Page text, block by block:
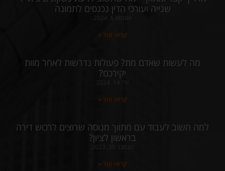
שנייה ועורכי הדין נכנסים לתמונה
קראו עוד »
מה לעשות שאדם מת? פעולות נדרשות לאחר מוות
יקירכם?
קראו עוד »
למה חשוב לעבוד עם מתווך מנוסה שרוצים לרכוש דירה
בראשון לציון?
קראו עוד »